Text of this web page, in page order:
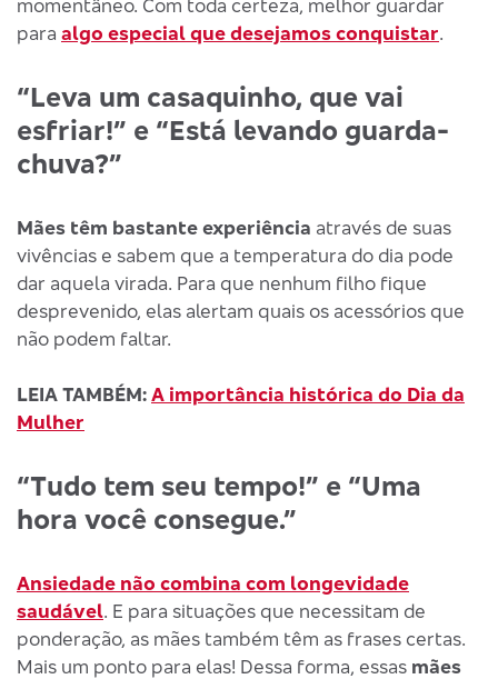
momentâneo. Com toda certeza, melhor guardar
para algo especial que desejamos conquistar.
“Leva um casaquinho, que vai
esfriar!” e “Está levando guarda-
chuva?”
Mães têm bastante experiência através de suas
vivências e sabem que a temperatura do dia pode
dar aquela virada. Para que nenhum filho fique
desprevenido, elas alertam quais os acessórios que
não podem faltar.
LEIA TAMBÉM:A importância histórica do Dia da
Mulher
“Tudo tem seu tempo!” e “Uma
hora você consegue.”
Ansiedade não combina com longevidade
saudável. E para situações que necessitam de
ponderação, as mães também têm as frases certas.
Mais um ponto para elas! Dessa forma, essas mães